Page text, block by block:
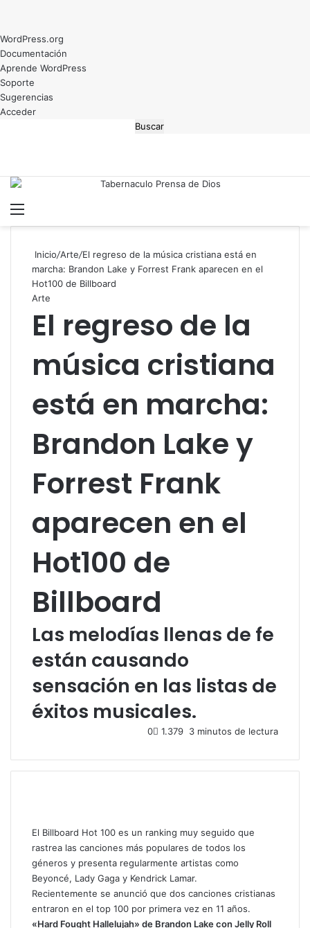
Acerca
de
WordPress
WordPress.org
Documentación
Aprende WordPress
Soporte
Sugerencias
Acceder
Buscar
Inicio/Arte/El regreso de la música cristiana está en
marcha: Brandon Lake y Forrest Frank aparecen en el
Hot100 de Billboard
Arte
El regreso de la
música cristiana
está en marcha:
Brandon Lake y
Forrest Frank
aparecen en el
Hot100 de
Billboard
Las melodías llenas de fe
están causando
sensación en las listas de
éxitos musicales.
0 1.379 3 minutos de lectura
El Billboard Hot 100 es un ranking muy seguido que
rastrea las canciones más populares de todos los
géneros y presenta regularmente artistas como
Beyoncé, Lady Gaga y Kendrick Lamar.
Recientemente se anunció que dos canciones cristianas
entraron en el top 100 por primera vez en 11 años.
«Hard Fought Hallelujah» de Brandon Lake con Jelly Roll